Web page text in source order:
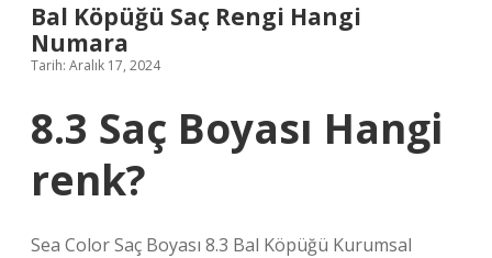
Bal Köpüğü Saç Rengi Hangi
Numara
Tarih: Aralık 17, 2024
8.3 Saç Boyası Hangi
renk?
Sea Color Saç Boyası 8.3 Bal Köpüğü Kurumsal